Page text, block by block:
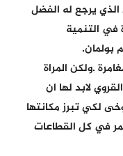
الذي يرجع له الفضل
في التنمية
بولمان.
.ولكن المراة
لابد لها ان
لكي تبرز مكانتها
في كل القطاعات